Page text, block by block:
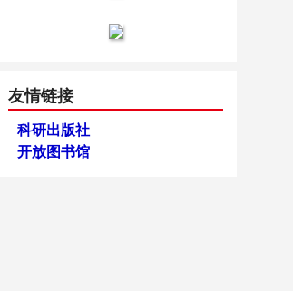
友情链接
科研出版社
开放图书馆